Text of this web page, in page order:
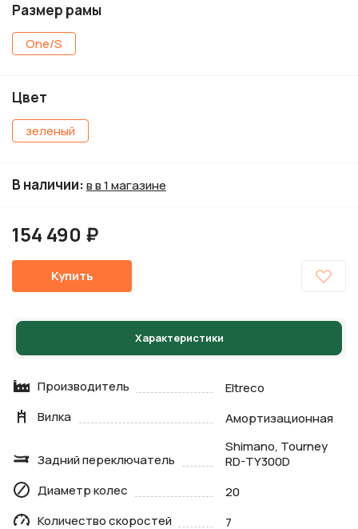
Размер рамы
One/S
Цвет
зеленый
В наличии:в в 1 магазине
154 490 ₽
Купить
Характеристики
Производитель
Eltreco
Вилка
Амортизационная
Задний переключатель
Shimano, Tourney
RD-TY300D
Диаметр колес
20
Количество скоростей
7